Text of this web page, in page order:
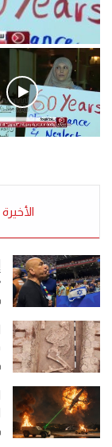
.وقفة احتجاجية رمزية
الأحد 5 مايو 2019
5-2019.
الأخيرة